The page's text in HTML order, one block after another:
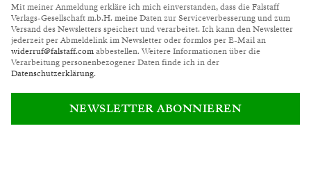
Mit meiner Anmeldung erkläre ich mich einverstanden, dass die Falstaff
Verlags-Gesellschaft m.b.H. meine Daten zur Serviceverbesserung und zum
Versand des Newsletters speichert und verarbeitet. Ich kann den Newsletter
jederzeit per Abmeldelink im Newsletter oder formlos per E-Mail an
widerruf@falstaff.comabbestellen. Weitere Informationen über die
Verarbeitung personenbezogener Daten finde ich in der
Datenschutzerklärung.
NEWSLETTER ABONNIEREN